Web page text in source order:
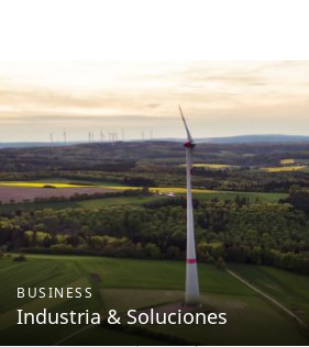
BUSINESS
Industria & Soluciones